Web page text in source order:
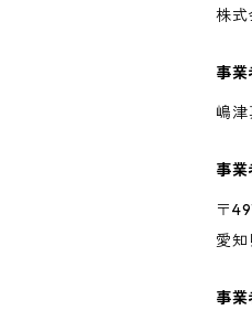
株式
事
嶋津
事
〒
愛
事